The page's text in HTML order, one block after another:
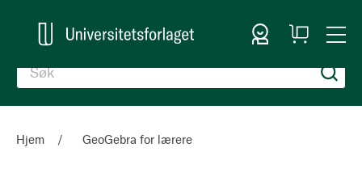
Logg inn
Handlekurv
Hjem GeoGebra for lærere